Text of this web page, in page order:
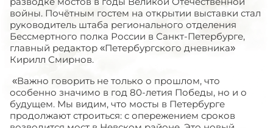
войны. Почётным гостем на открытии выставки стал
руководитель штаба регионального отделения
Бессмертного полка России в Санкт-Петербурге,
главный редактор «Петербургского дневника»
Кирилл Смирнов.
«Важно говорить не только о прошлом, что
особенно значимо в год 80-летия Победы, но и о
будущем. Мы видим, что мосты в Петербурге
продолжают строиться: с опережением сроков